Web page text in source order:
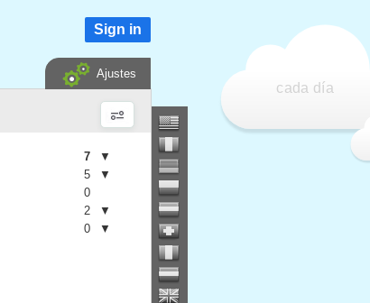
cada día
Sign in
Ajustes
7
▼
5
▼
0
2
▼
0 ▼